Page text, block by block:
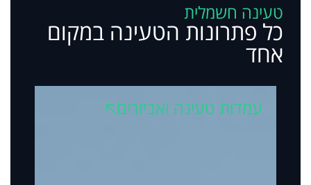
טעינה חשמלית
כל פתרונות הטעינה במקום
אחד
עמדות טעינה ואביזרים